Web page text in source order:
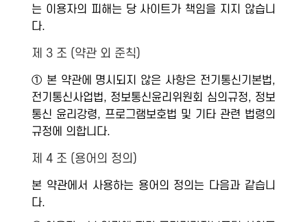
는 이용자의 피해는 당 사이트가 책임을 지지 않습니
다.
제 3 조 (약관 외 준칙)
① 본 약관에 명시되지 않은 사항은 전기통신기본법,
전기통신사업법, 정보통신윤리위원회 심의규정, 정보
통신 윤리강령, 프로그램보호법 및 기타 관련 법령의
규정에 의합니다.
제 4 조 (용어의 정의)
본 약관에서 사용하는 용어의 정의는 다음과 같습니
다.